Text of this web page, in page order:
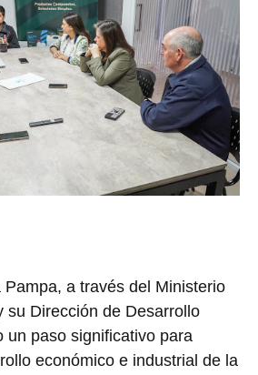
a través del Ministerio
su Dirección de Desarrollo
un paso significativo para
económico e industrial de la